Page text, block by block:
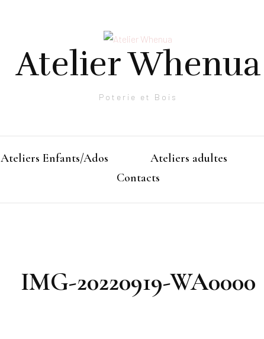
Atelier Whenua
Poterie et Bois
Ateliers Enfants/Ados Ateliers adultes
Contacts
IMG-20220919-WA0000